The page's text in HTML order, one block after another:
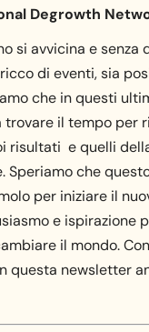
Degrowth
si avvicina e senza
di eventi, sia
che in questi
trovare il tempo per
risultati e quelli
Speriamo che
per iniziare il
e ispirazione
il mondo.
questa newsletter